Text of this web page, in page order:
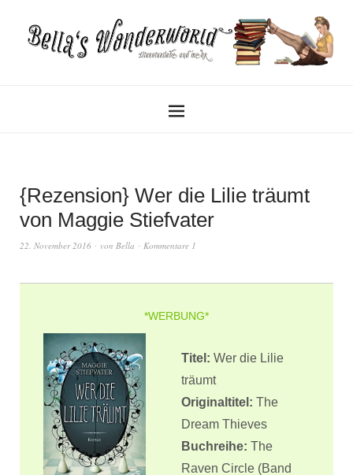
{Rezension} Wer die Lilie träumt
von Maggie Stiefvater
22. November 2016 von Bella Kommentare 1
*WERBUNG*
Titel: Wer die Lilie
träumt
Originaltitel: The
Dream Thieves
Buchreihe: The
Raven Circle (Band